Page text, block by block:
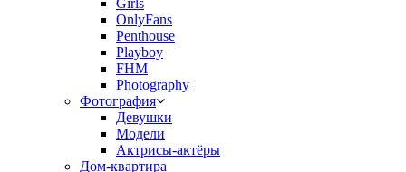
OnlyFans
Penthouse
Playboy
FHM
Photography
Фотография
Девушки
Модели
Актрисы-актёры
Дом-квартира